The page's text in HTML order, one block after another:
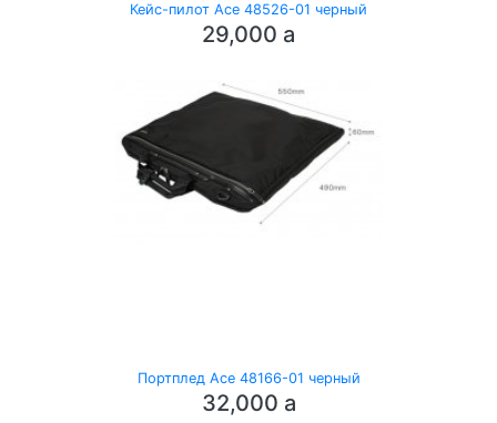
Кейс-пилот Ace 48526-01 черный
29,000 a
Портплед Ace 48166-01 черный
32,000 a